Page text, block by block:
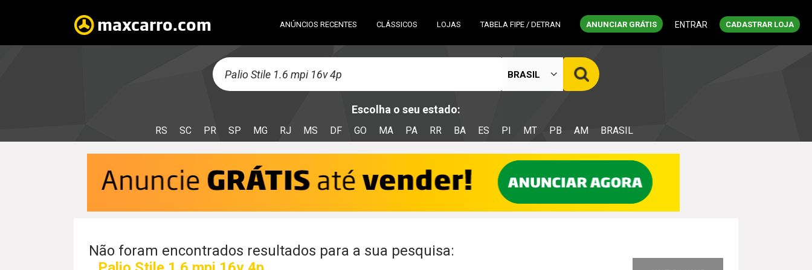
ANÚNCIOS RECENTES CLÁSSICOS LOJAS TABELA FIPE / DETRAN ANUNCIAR GRÁTIS ENTRAR CADASTRAR LOJA
BRASIL
Escolha o seu estado:
RS SC PR SP MG RJ MS DF GO MA PA RR BA ES PI MT PB AM BRASIL
Não foram encontrados resultados para a sua pesquisa: